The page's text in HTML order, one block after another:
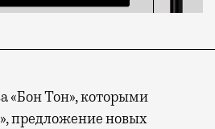
«Бон Тон», которыми
предложение новых